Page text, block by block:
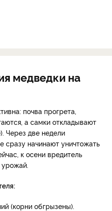
медведки на
почва прогрета,
а самки откладывают
Через две недели
сразу начинают уничтожать
к осени вредитель
(корни обгрызены).